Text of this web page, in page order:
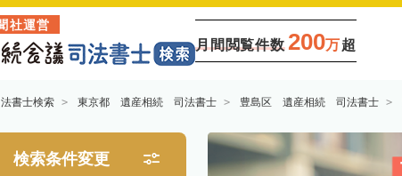
社運営
月間閲覧件数 200万超
書士検索 東京都 遺産相続 司法書士 豊島区 遺産相続 司法書士
検索条件変更